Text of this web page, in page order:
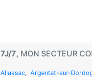
7J/7, MON SECTEUR
Allassac ,Argentat-sur-